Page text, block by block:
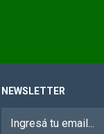
NEWSLETTER